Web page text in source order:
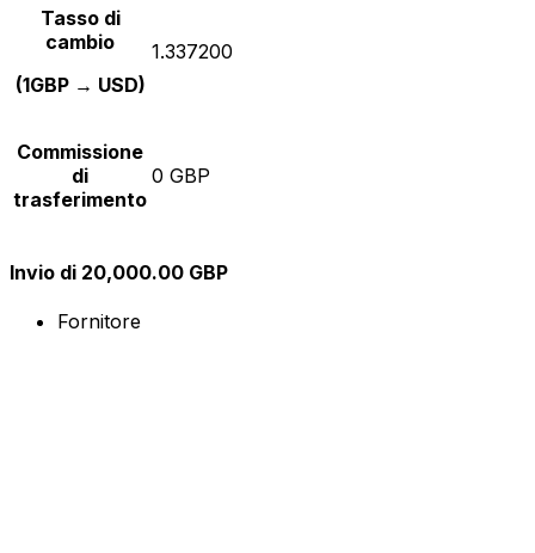
Tasso di
cambio
(1GBP → USD)
1.337200
Commissione
di
trasferimento
0 GBP
Invio di 20,000.00 GBP
Fornitore